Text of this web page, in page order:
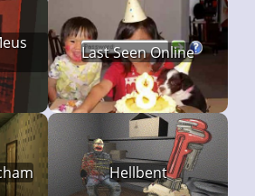
Last Seen Online
Hellbent